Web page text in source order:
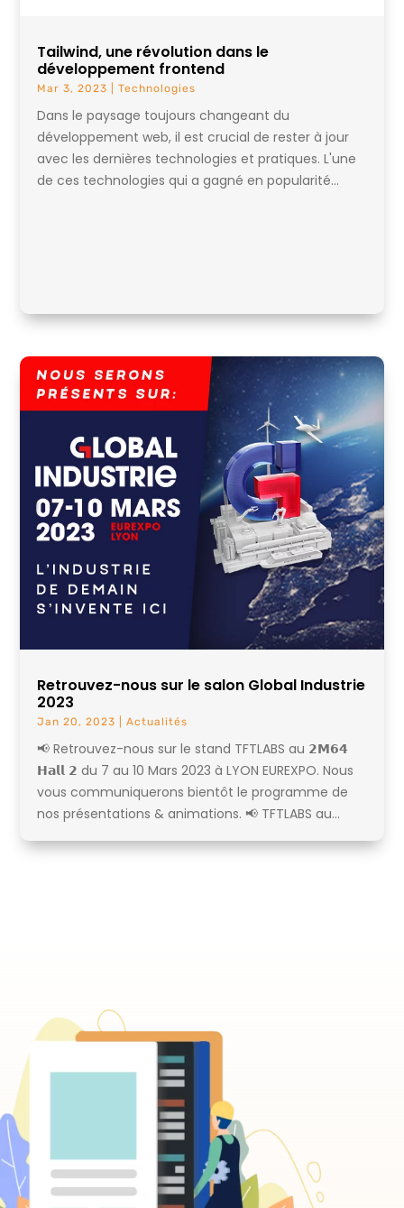
Tailwind, une révolution dans le
développement frontend
Mar 3, 2023 |Technologies
Dans le paysage toujours changeant du
développement web, il est crucial de rester à jour
avec les dernières technologies et pratiques. L'une
de ces technologies qui a gagné en popularité...
Retrouvez-nous sur le salon Global Industrie
2023
Jan 20, 2023 |Actualités
📢 Retrouvez-nous sur le stand TFTLABS au 𝟮𝗠𝟲𝟰
𝗛𝗮𝗹𝗹 𝟮 du 7 au 10 Mars 2023 à LYON EUREXPO. Nous
vous communiquerons bientôt le programme de
nos présentations & animations. 📢 TFTLABS au...